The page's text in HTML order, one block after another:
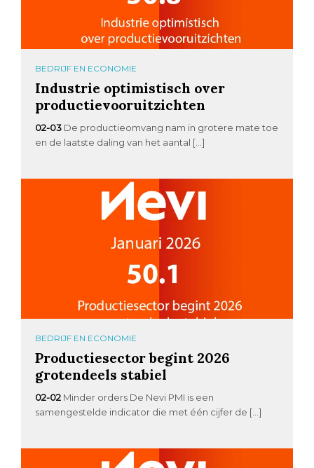
BEDRIJF EN ECONOMIE
Industrie optimistisch over
productievooruitzichten
02-03 De productieomvang nam in grotere mate toe
en de laatste daling van het aantal […]
BEDRIJF EN ECONOMIE
Productiesector begint 2026
grotendeels stabiel
02-02 Minder orders De Nevi PMI is een
samengestelde indicator die met één cijfer de […]